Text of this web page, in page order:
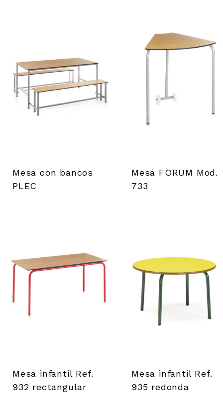
Mesa con bancos
PLEC
Mesa FORUM Mod.
733
Mesa infantil Ref.
932 rectangular
Mesa infantil Ref.
935 redonda